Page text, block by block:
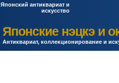
Японские нэцкэ и
Антиквариат, коллекционирование и
Японский антиквариат и
искусство